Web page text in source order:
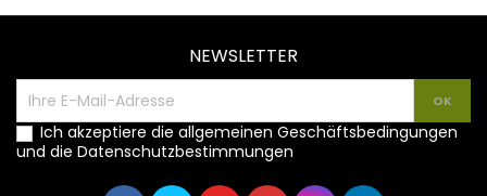
NEWSLETTER
Ich akzeptiere die allgemeinen Geschäftsbedingungen
und die Datenschutzbestimmungen